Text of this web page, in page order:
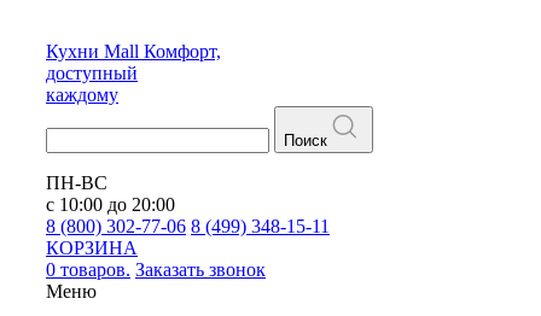
Кухни Mall Комфорт,
доступный
каждому
Поиск
ПН-ВС
с 10:00 до 20:00
8 (800) 302-77-06 8 (499) 348-15-11
КОРЗИНА
0 товаров. Заказать звонок
Меню